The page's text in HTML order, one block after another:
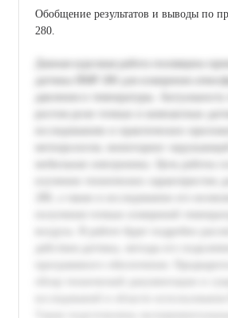
Обобщение результатов и выводы по
280.